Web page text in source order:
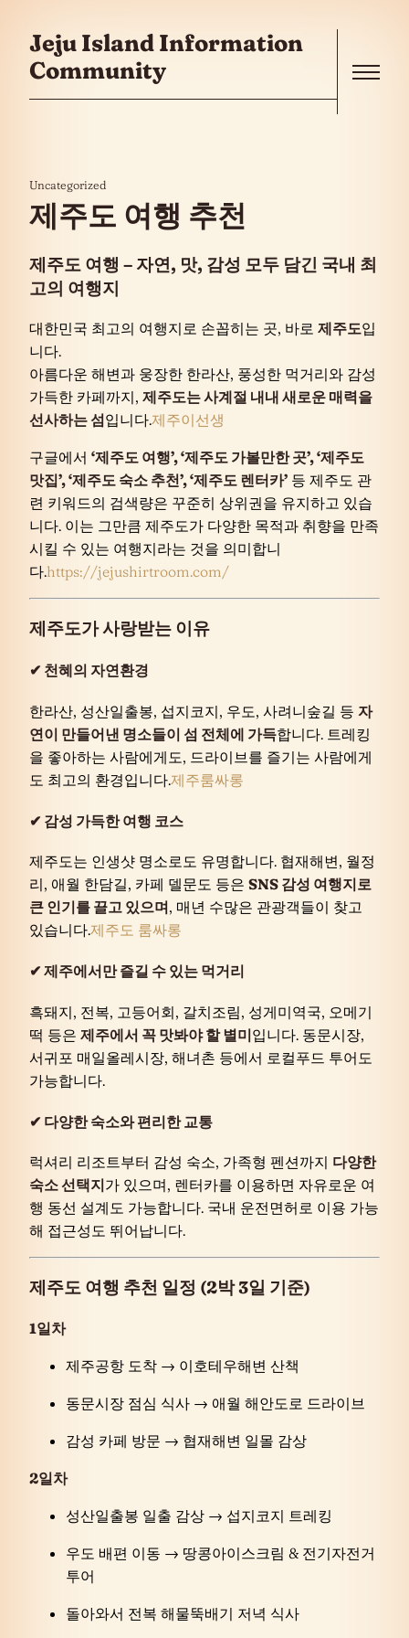
Jeju Island Information
Community
Uncategorized
제주도 여행 추천
제주도 여행 – 자연, 맛, 감성 모두 담긴 국내 최
고의 여행지
대한민국 최고의 여행지로 손꼽히는 곳, 바로 제주도입
니다.
아름다운 해변과 웅장한 한라산, 풍성한 먹거리와 감성
가득한 카페까지, 제주도는 사계절 내내 새로운 매력을
선사하는 섬입니다.제주이선생
구글에서 ‘제주도 여행’, ‘제주도 가볼만한 곳’, ‘제주도
맛집’, ‘제주도 숙소 추천’, ‘제주도 렌터카’ 등 제주도 관
련 키워드의 검색량은 꾸준히 상위권을 유지하고 있습
니다. 이는 그만큼 제주도가 다양한 목적과 취향을 만족
시킬 수 있는 여행지라는 것을 의미합니
다.https://jejushirtroom.com/
제주도가 사랑받는 이유
✔ 천혜의 자연환경
한라산, 성산일출봉, 섭지코지, 우도, 사려니숲길 등 자
연이 만들어낸 명소들이 섬 전체에 가득합니다. 트레킹
을 좋아하는 사람에게도, 드라이브를 즐기는 사람에게
도 최고의 환경입니다.제주룸싸롱
✔ 감성 가득한 여행 코스
제주도는 인생샷 명소로도 유명합니다. 협재해변, 월정
리, 애월 한담길, 카페 델문도 등은 SNS 감성 여행지로
큰 인기를 끌고 있으며, 매년 수많은 관광객들이 찾고
있습니다.제주도 룸싸롱
✔ 제주에서만 즐길 수 있는 먹거리
흑돼지, 전복, 고등어회, 갈치조림, 성게미역국, 오메기
떡 등은 제주에서 꼭 맛봐야 할 별미입니다. 동문시장,
서귀포 매일올레시장, 해녀촌 등에서 로컬푸드 투어도
가능합니다.
✔ 다양한 숙소와 편리한 교통
럭셔리 리조트부터 감성 숙소, 가족형 펜션까지 다양한
숙소 선택지가 있으며, 렌터카를 이용하면 자유로운 여
행 동선 설계도 가능합니다. 국내 운전면허로 이용 가능
해 접근성도 뛰어납니다.
제주도 여행 추천 일정 (2박 3일 기준)
1일차
제주공항 도착 → 이호테우해변 산책
동문시장 점심 식사 → 애월 해안도로 드라이브
감성 카페 방문 → 협재해변 일몰 감상
2일차
성산일출봉 일출 감상 → 섭지코지 트레킹
우도 배편 이동 → 땅콩아이스크림 & 전기자전거
투어
돌아와서 전복 해물뚝배기 저녁 식사